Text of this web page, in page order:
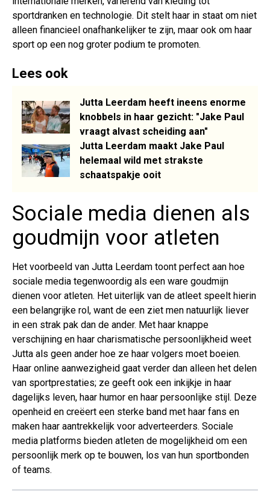
sportdranken en technologie. Dit stelt haar in staat om niet
alleen financieel onafhankelijker te zijn, maar ook om haar
sport op een nog groter podium te promoten.
Lees ook
Jutta Leerdam heeft ineens enorme
knobbels in haar gezicht: "Jake Paul
vraagt alvast scheiding aan"
Jutta Leerdam maakt Jake Paul
helemaal wild met strakste
schaatspakje ooit
Sociale media dienen als
goudmijn voor atleten
Het voorbeeld van Jutta Leerdam toont perfect aan hoe
sociale media tegenwoordig als een ware goudmijn
dienen voor atleten. Het uiterlijk van de atleet speelt hierin
een belangrijke rol, want de een ziet men natuurlijk liever
in een strak pak dan de ander. Met haar knappe
verschijning en haar charismatische persoonlijkheid weet
Jutta als geen ander hoe ze haar volgers moet boeien.
Haar online aanwezigheid gaat verder dan alleen het delen
van sportprestaties; ze geeft ook een inkijkje in haar
dagelijks leven, haar humor en haar persoonlijke stijl. Deze
openheid en creëert een sterke band met haar fans en
maken haar aantrekkelijk voor adverteerders. Sociale
media platforms bieden atleten de mogelijkheid om een
persoonlijk merk op te bouwen, los van hun sportbonden
of teams.